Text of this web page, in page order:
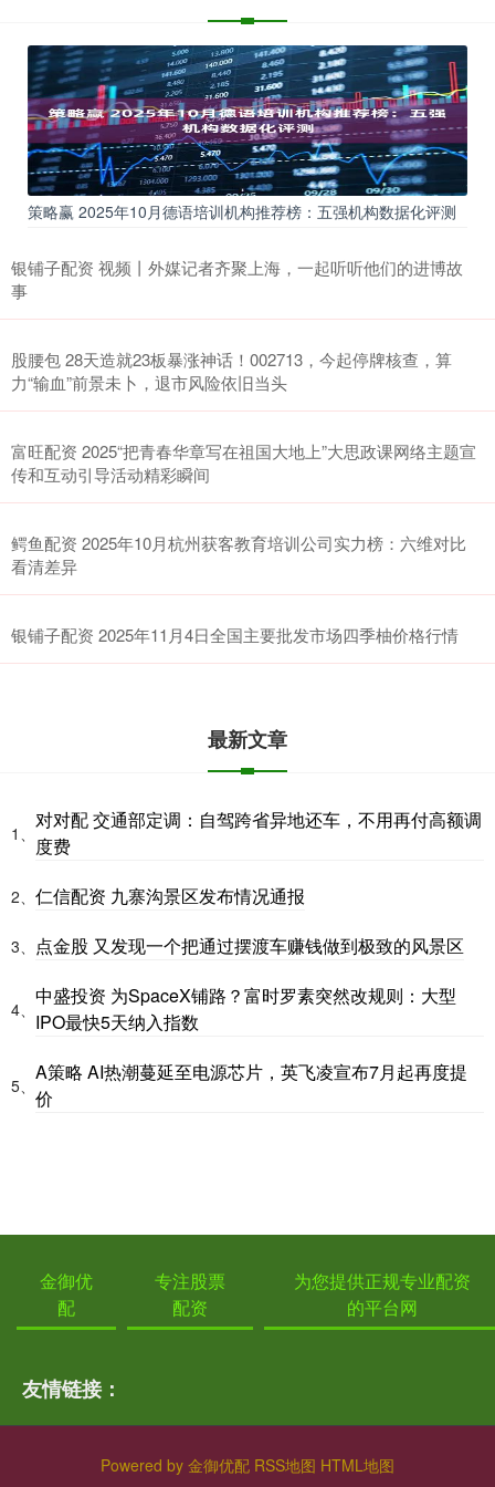
策略赢 2025年10月德语培训机构推荐榜：五强机构数据化评测
银铺子配资 视频丨外媒记者齐聚上海，一起听听他们的进博故
事
股腰包 28天造就23板暴涨神话！002713，今起停牌核查，算
力“输血”前景未卜，退市风险依旧当头
富旺配资 2025“把青春华章写在祖国大地上”大思政课网络主题宣
传和互动引导活动精彩瞬间
鳄鱼配资 2025年10月杭州获客教育培训公司实力榜：六维对比
看清差异
银铺子配资 2025年11月4日全国主要批发市场四季柚价格行情
最新文章
1、
对对配 交通部定调：自驾跨省异地还车，不用再付高额调
度费
2、 仁信配资 九寨沟景区发布情况通报
3、 点金股 又发现一个把通过摆渡车赚钱做到极致的风景区
4、
中盛投资 为SpaceX铺路？富时罗素突然改规则：大型
IPO最快5天纳入指数
5、
A策略 AI热潮蔓延至电源芯片，英飞凌宣布7月起再度提
价
金御优
配
专注股票
配资
为您提供正规专业配资
的平台网
友情链接：
Powered by 金御优配 RSS地图 HTML地图